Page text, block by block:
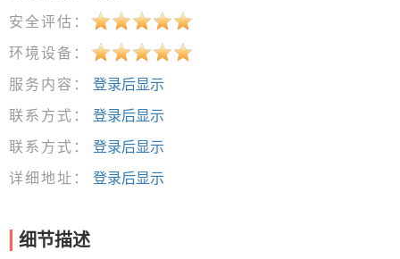
安全评估：
环境设备：
服务内容：
登录后显示
联系方式：
登录后显示
联系方式：
登录后显示
详细地址：
登录后显示
细节描述